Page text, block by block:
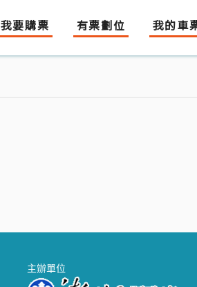
我要購票 有票劃位 我的車
主辦單位